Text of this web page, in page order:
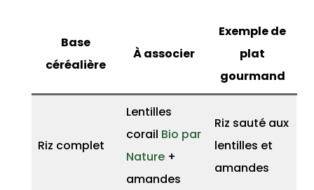
Base
céréalière
À associer
Exemple de
plat
gourmand
Riz complet
Lentilles
corail Bio par
Nature+
amandes
Riz sauté aux
lentilles et
amandes